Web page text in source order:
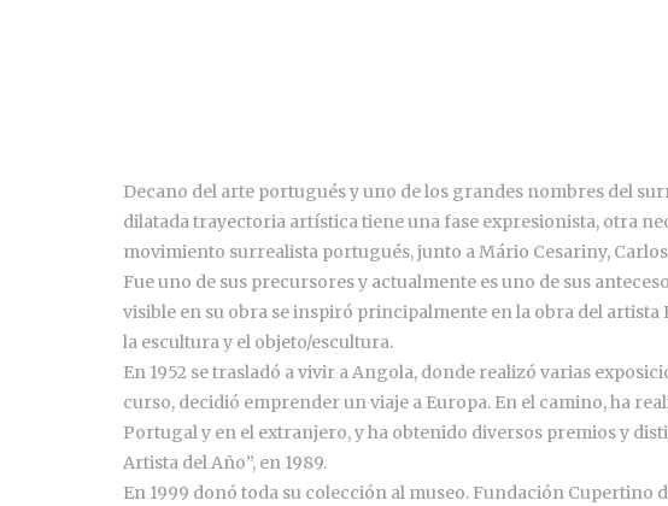
Decano del arte portugués y uno de los grandes nombres del
dilatada trayectoria artística tiene una fase expresionista, otra
movimiento surrealista portugués, junto a Mário Cesariny,
Fue uno de sus precursores y actualmente es uno de sus
visible en su obra se inspiró principalmente en la obra del
la escultura y el objeto/escultura.
En 1952 se trasladó a vivir a Angola, donde realizó varias
curso, decidió emprender un viaje a Europa. En el camino, ha
Portugal y en el extranjero, y ha obtenido diversos premios y
Artista del Año”, en 1989.
En 1999 donó toda su colección al museo. Fundación Cupertino